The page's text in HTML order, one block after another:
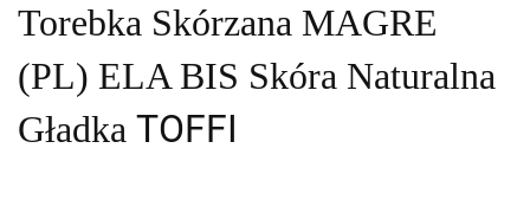
Torebka Skórzana MAGRE
(PL) ELA BIS Skóra Naturalna
Gładka TOFFI